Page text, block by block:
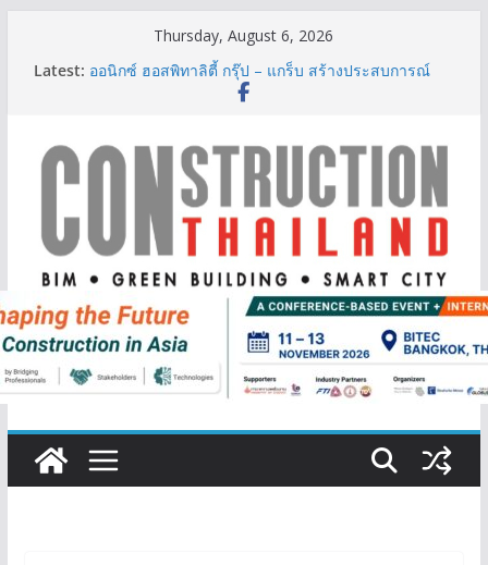
Thursday, August 6, 2026
Latest: ออนิกซ์ ฮอสพิทาลิตี้ กรุ๊ป – แกร็บ สร้างประสบการณ์
การเดินทางที่สะดวกยิ่งขึ้น ภายใต้แนวคิด “More of
Construction & Mining” ขับเคลื่อนอุตสาหกรรม
ก่อสร้างและเหมืองแร่สู่สังคมคาร์บอนต่ำอย่างยั่งยืน
ลลิล พร็อพเพอร์ตี้ ก้าวสู่ปีที่ 40 ยึดลูกค้าเป็นศูนย์กลาง
เดินหน้าสร้างการเติบโตอย่างยั่งยืน
IHG Hotels & Resorts เปิดตัว ฮอลิเดย์ อินน์ เอ็กซ์เพรส
ผู้เชี่ยวชาญด้านวิศวกรรมโครงสร้างเสนอแผนปฏิรูป
มาตรฐานตั้งแต่การออกแบบถึงการตรวจสอบอาคารไทย
รับมือแผ่นดินไหว